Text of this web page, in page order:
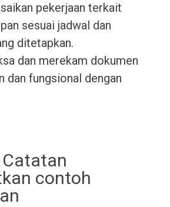
pekerjaan terkait
sesuai jadwal dan
ditetapkan.
dan merekam dokumen
dan fungsional dengan
contoh